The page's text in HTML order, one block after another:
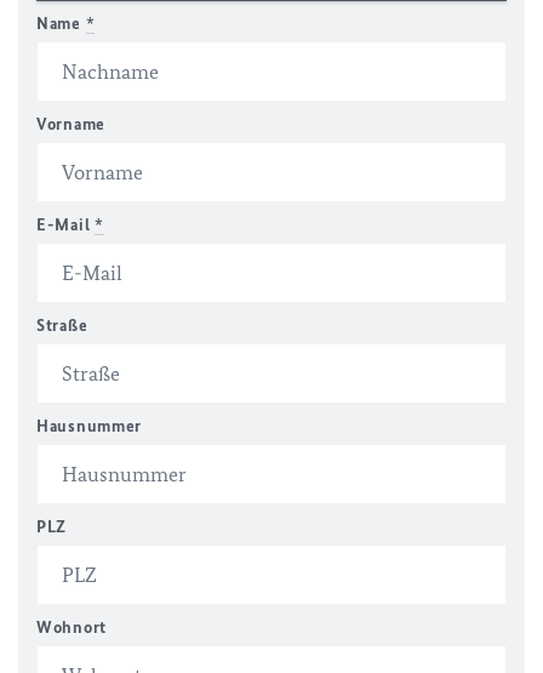
Name *
Vorname
E-Mail *
Straße
Hausnummer
PLZ
Wohnort